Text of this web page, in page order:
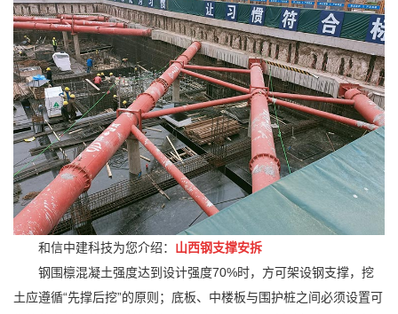
和信中建科技为您介绍： 山西钢支撑安拆
钢围檩混凝土强度达到设计强度70%时，方可架设钢支撑，挖
土应遵循“先撑后挖”的原则；底板、中楼板与围护桩之间必须设置可